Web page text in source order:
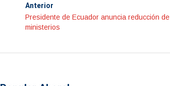
Anterior
Presidente de Ecuador anuncia reducción de
ministerios